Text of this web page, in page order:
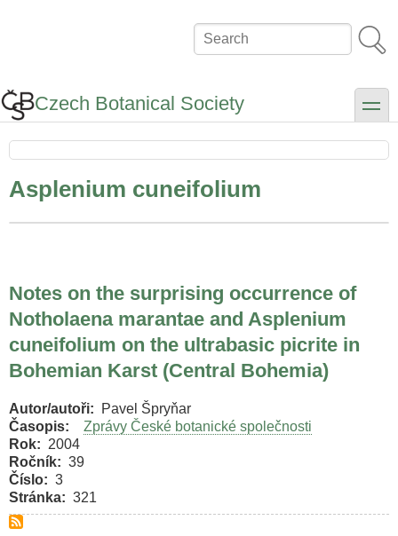
Search
Czech Botanical Society toggle
Asplenium cuneifolium
Notes on the surprising occurrence of
Notholaena marantae and Asplenium
cuneifolium on the ultrabasic picrite in
Bohemian Karst (Central Bohemia)
Autor/autoři
Pavel Špryňar
Časopis
Zprávy České botanické společnosti
Rok
2004
Ročník
39
Číslo
3
Stránka
321